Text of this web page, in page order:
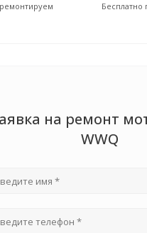
Бесплатно
на ремонт
WWQ